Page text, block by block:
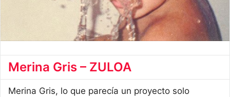
Merina Gris – ZULOA
Merina Gris, lo que parecía un proyecto solo